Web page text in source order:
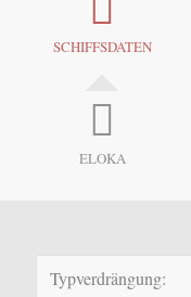
SCHIFFSDATEN
ELOKA
Typverdrängung: